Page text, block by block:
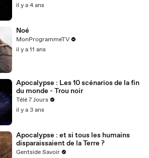
il y a 4 ans
Noé
MonProgrammeTV
il y a 11 ans
Apocalypse : Les 10 scénarios de la fin
du monde - Trou noir
Télé 7 Jours
il y a 3 ans
Apocalypse : et si tous les humains
disparaissaient de la Terre ?
Gentside Savoir